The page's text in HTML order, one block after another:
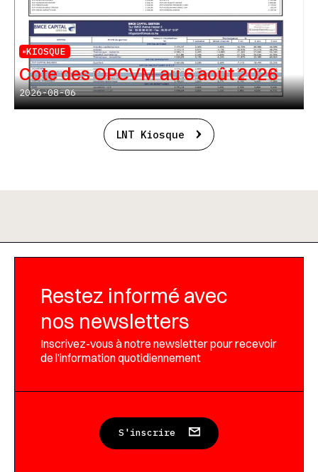
KIOSQUE
Cote des OPCVM au 6 août 2026
2026-08-06
LNT Kiosque
Restez informé avec
nos newsletters
Inscrivez-vous à notre newsletter pour recevoir
de l’information quotidiennement
S'inscrire